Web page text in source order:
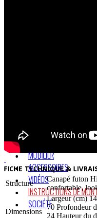
MOBILIER
ACCESSOIRES
VIDÉOS
INSTRUCTIONS DE
SOCIÉTÉ
FICHE TECHNIQUE &
Structure
Canapé futon
confortable,
Dimensions
Largeur (cm)
70 Profondeur
24 Hauteur du